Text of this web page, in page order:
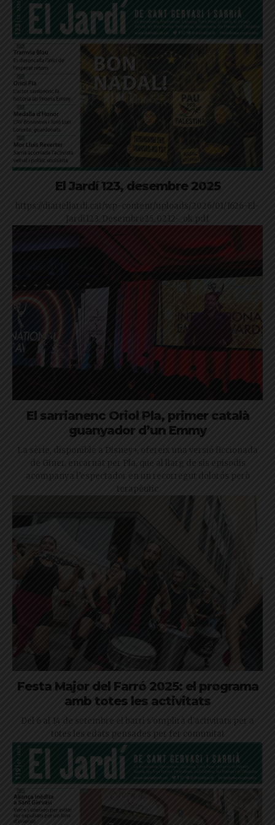
El Jardí 123, desembre 2025
https://diarieljardi.cat/wp-content/uploads/2026/01/1626-El-
Jardi123_Desembre25_0212-_ok.pdf
El sarrianenc Oriol Pla, primer català
guanyador d’un Emmy
La sèrie, disponible a Disney+, ofereix una versió ficcionada
de Giner, encarnat per Pla, que al llarg de sis episodis
acompanya l’espectador en un recorregut dolorós però
terapèutic
Festa Major del Farró 2025: el programa
amb totes les activitats
Del 6 al 14 de setembre el barri s'omplirà d'activitats per a
totes les edats pensades per fer comunitat